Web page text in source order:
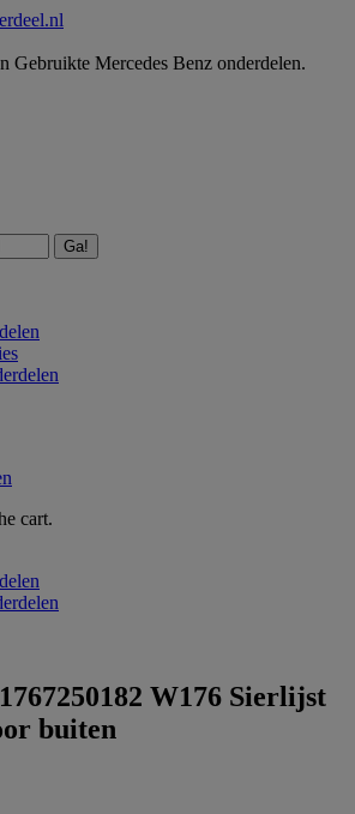
Gebruikte Mercedes Benz onderdelen.
cart.
W176 Sierlijst
buiten